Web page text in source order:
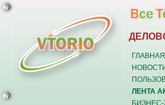
ГЛАВНАЯ
ЛЕНТА